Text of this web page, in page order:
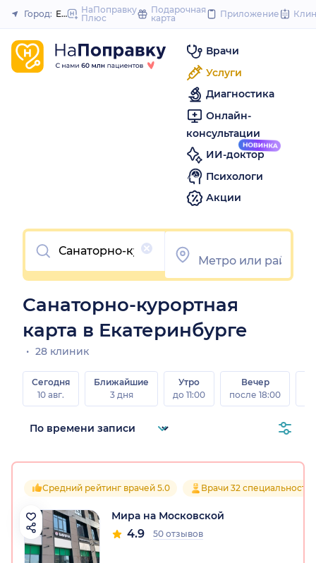
to
Закрыть
Город: Екатеринбург
НаПоправку
Плюс
Подарочная
карта
Приложение
Врачи
Услуги
Диагностика
Онлайн-
консультации
ИИ-доктор
Психологи
Акции
Очистить
Санаторно-курортная
карта в Екатеринбурге
28 клиник
Сегодня
10 авг.
Ближайшие
3 дня
Утро
до 11:00
Вечер
после 18:00
Средний рейтинг врачей 5.0 Врачи 32
Мира на Московской
4.9 50 отзывов